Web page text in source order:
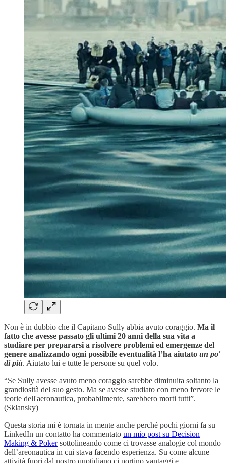
Non è in dubbio che il Capitano Sully abbia avuto coraggio. Ma il
fatto che avesse passato gli ultimi 20 anni della sua vita a
studiare per prepararsi a risolvere problemi ed emergenze del
genere analizzando ogni possibile eventualità l’ha aiutato un po'
di più. Aiutato lui e tutte le persone su quel volo.
“Se Sully avesse avuto meno coraggio sarebbe diminuita soltanto la
grandiosità del suo gesto. Ma se avesse studiato con meno fervore le
teorie dell'aeronautica, probabilmente, sarebbero morti tutti”.
(Sklansky)
Questa storia mi è tornata in mente anche perché pochi giorni fa su
LinkedIn un contatto ha commentato un mio post su Decision
Making & Pokersottolineando come ci trovasse analogie col mondo
dell’areonautica in cui stava facendo esperienza. Su come alcune
attività fuori dal nostro quotidiano ci portino vantaggi e